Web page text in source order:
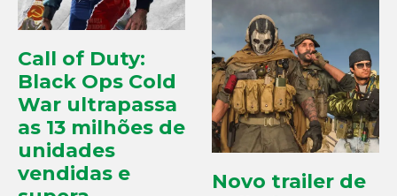
Call of Duty:
Black Ops Cold
War ultrapassa
as 13 milhões de
unidades
vendidas e
Novo trailer de